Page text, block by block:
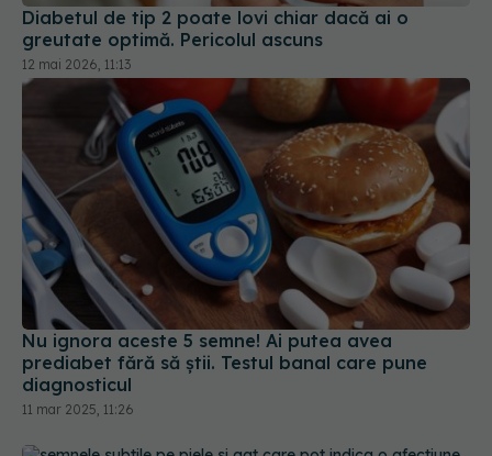
Diabetul de tip 2 poate lovi chiar dacă ai o
greutate optimă. Pericolul ascuns
12 mai 2026, 11:13
Nu ignora aceste 5 semne! Ai putea avea
prediabet fără să știi. Testul banal care pune
diagnosticul
11 mar 2025, 11:26